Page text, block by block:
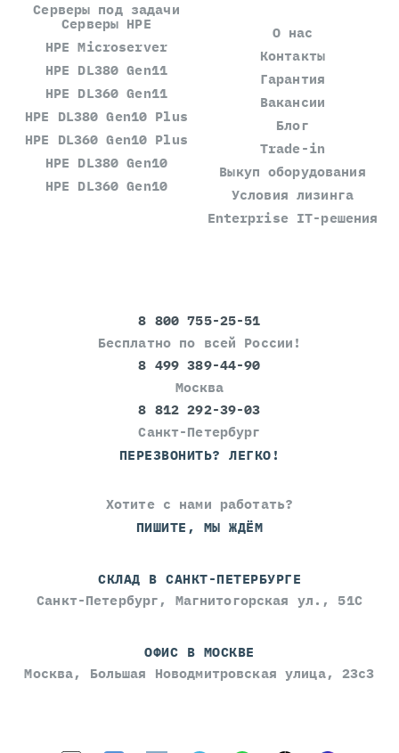
Серверы под задачи
Серверы HPE
HPE Microserver
HPE DL380 Gen11
HPE DL360 Gen11
HPE DL380 Gen10 Plus
HPE DL360 Gen10 Plus
HPE DL380 Gen10
HPE DL360 Gen10
О нас
Контакты
Гарантия
Вакансии
Блог
Trade-in
Выкуп оборудования
Условия лизинга
Enterprise IT-решения
8 800 755-25-51
Бесплатно по всей России!
8 499 389-44-90
Москва
8 812 292-39-03
Санкт-Петербург
ПЕРЕЗВОНИТЬ? ЛЕГКО!
Хотите с нами работать?
ПИШИТЕ, МЫ ЖДЁМ
СКЛАД В САНКТ-ПЕТЕРБУРГЕ
Санкт-Петербург, Магнитогорская ул., 51С
ОФИС В МОСКВЕ
Москва, Большая Новодмитровская улица, 23с3